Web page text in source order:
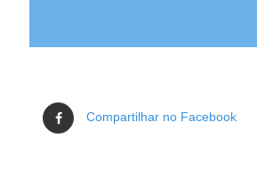
Compartilhar no Facebook